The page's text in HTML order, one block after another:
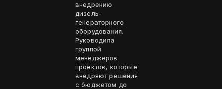
внедрению
дизель-
генераторного
оборудования.
Руководила
группой
менеджеров
проектов, которые
внедряют решения
с бюджетом до